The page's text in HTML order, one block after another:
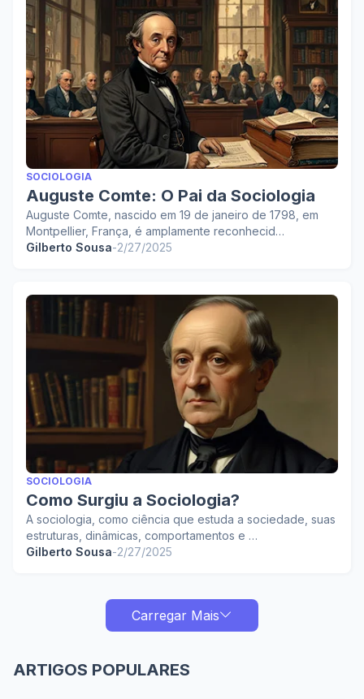
SOCIOLOGIA
Auguste Comte: O Pai da Sociologia
Auguste Comte, nascido em 19 de janeiro de 1798, em
Montpellier, França, é amplamente reconhecid…
Gilberto Sousa-2/27/2025
SOCIOLOGIA
Como Surgiu a Sociologia?
A sociologia, como ciência que estuda a sociedade, suas
estruturas, dinâmicas, comportamentos e …
Gilberto Sousa-2/27/2025
Carregar Mais
ARTIGOS POPULARES